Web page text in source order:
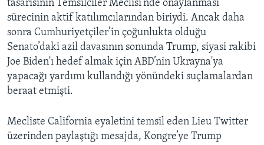
tasarısının Temsilciler Meclisi’nde onaylanması
sürecinin aktif katılımcılarından biriydi. Ancak daha
sonra Cumhuriyetçiler’in çoğunlukta olduğu
Senato’daki azil davasının sonunda Trump, siyasi rakibi
Joe Biden'ı hedef almak için ABD’nin Ukrayna'ya
yapacağı yardımı kullandığı yönündeki suçlamalardan
beraat etmişti.
Mecliste California eyaletini temsil eden Lieu Twitter
üzerinden paylaştığı mesajda, Kongre’ye Trump